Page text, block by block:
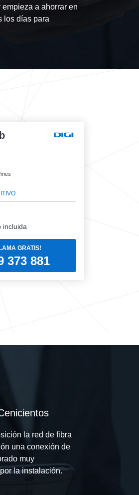
a ahorrar en
los días para
incluida
GRATIS!
373 881
la red de fibra
una conexión de
muy
la instalación.